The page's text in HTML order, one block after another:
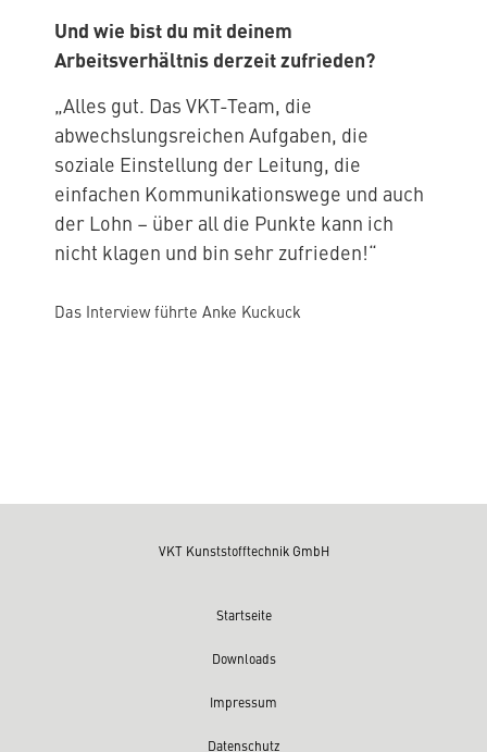
Und wie bist du mit deinem
Arbeitsverhältnis derzeit zufrieden?
„Alles gut. Das VKT-Team, die
abwechslungsreichen Aufgaben, die
soziale Einstellung der Leitung, die
einfachen Kommunikationswege und auch
der Lohn – über all die Punkte kann ich
nicht klagen und bin sehr zufrieden!“
Das Interview führte Anke Kuckuck
VKT Kunststofftechnik GmbH
Startseite
Downloads
Impressum
Datenschutz